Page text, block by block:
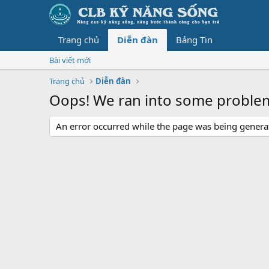
Trang chủ Diễn đàn Bảng Tin
Bài viết mới
Trang chủ
Diễn đàn
Oops! We ran into some
An error occurred while the page was being